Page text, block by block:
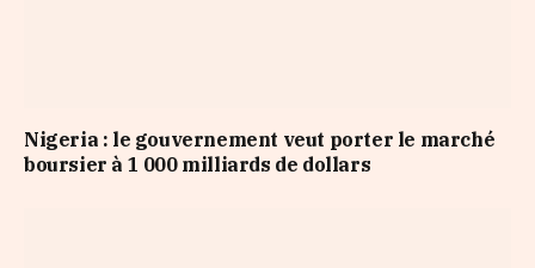
Nigeria : le gouvernement veut porter le marché
boursier à 1 000 milliards de dollars